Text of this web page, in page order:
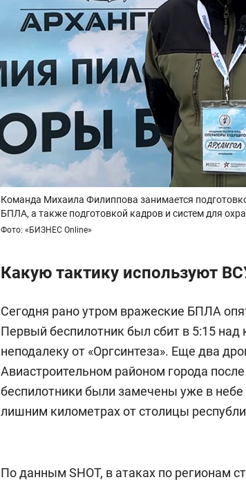
Команда Михаила Филиппова занимается
БПЛА, а также подготовкой кадров и систем для
Фото: «БИЗНЕС Online»
Какую тактику используют
Сегодня рано утром вражеские БПЛА
Первый беспилотник был сбит в 5:15 над
неподалеку от «Оргсинтеза». Еще два
Авиастроительном районом города
беспилотники были замечены уже в
лишним километрах от столицы
По данным SHOT, в атаках по регионам